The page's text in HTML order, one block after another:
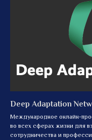
Deep Adaptation
Международное онлайн-
во всех сферах жизни для
сотрудничества и